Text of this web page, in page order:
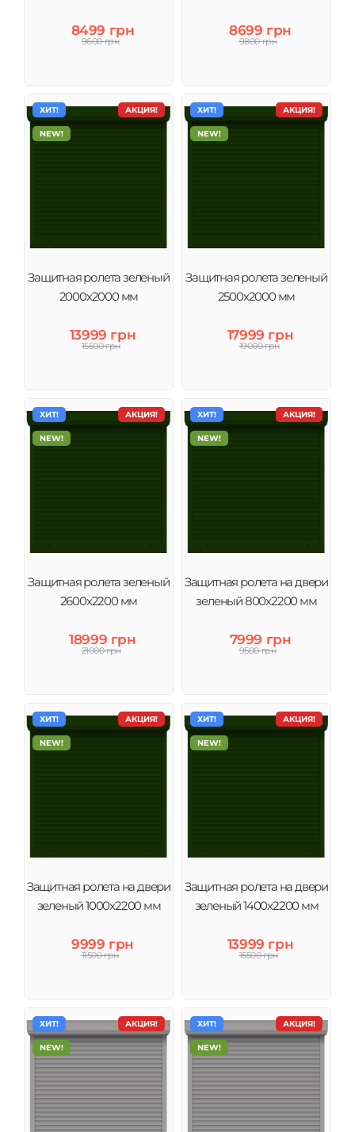
8499 грн
9600 грн
8699 грн
9800 грн
АКЦИЯ!
ХИТ!
NEW!
Защитная ролета зеленый
2000х2000 мм
13999 грн
15500 грн
АКЦИЯ!
ХИТ!
NEW!
Защитная ролета зеленый
2500х2000 мм
17999 грн
19000 грн
АКЦИЯ!
ХИТ!
NEW!
Защитная ролета зеленый
2600х2200 мм
18999 грн
21000 грн
АКЦИЯ!
ХИТ!
NEW!
Защитная ролета на двери
зеленый 800х2200 мм
7999 грн
9500 грн
АКЦИЯ!
ХИТ!
NEW!
Защитная ролета на двери
зеленый 1000х2200 мм
9999 грн
11500 грн
АКЦИЯ!
ХИТ!
NEW!
Защитная ролета на двери
зеленый 1400х2200 мм
13999 грн
15500 грн
АКЦИЯ!
ХИТ!
NEW!
АКЦИЯ!
ХИТ!
NEW!